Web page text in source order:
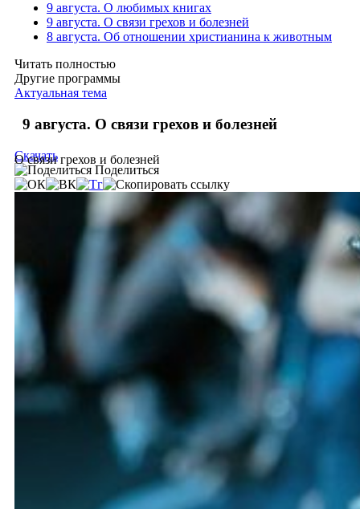
9 августа. О любимых книгах
9 августа. О связи грехов и болезней
8 августа. Об отношении христианина к животным
Читать полностью
Другие программы
Актуальная тема
9 августа. О связи грехов и болезней
О связи грехов и болезней
Скачать
Поделиться